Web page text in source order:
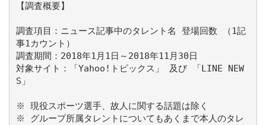
【調査概要】
調査項目：ニュース記事中のタレント名 登場回数 （1記
事1カウント）
調査期間：2018年1月1日～2018年11月30日
対象サイト：「Yahoo!トピックス」 及び 「LINE NEW
S」
※ 現役スポーツ選手、故人に関する話題は除く
※ グループ所属タレントについてもあくまで本人のタレ